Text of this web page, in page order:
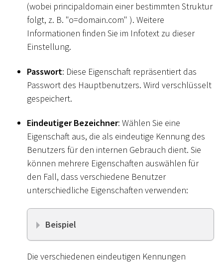
(wobei principaldomain einer bestimmten Struktur
folgt, z. B. "o=domain.com" ). Weitere
Informationen finden Sie im Infotext zu dieser
Einstellung.
Passwort: Diese Eigenschaft repräsentiert das
Passwort des Hauptbenutzers. Wird verschlüsselt
gespeichert.
Eindeutiger Bezeichner: Wählen Sie eine
Eigenschaft aus, die als eindeutige Kennung des
Benutzers für den internen Gebrauch dient. Sie
können mehrere Eigenschaften auswählen für
den Fall, dass verschiedene Benutzer
unterschiedliche Eigenschaften verwenden:
Beispiel
Die verschiedenen eindeutigen Kennungen